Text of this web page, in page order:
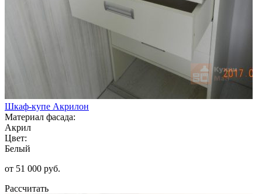
Шкаф-купе Акрилон
Материал фасада:
Акрил
Цвет:
Белый
от 51 000 руб.
Рассчитать